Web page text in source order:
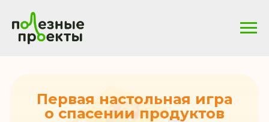
Первая настольная игра
о спасении продуктов